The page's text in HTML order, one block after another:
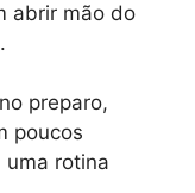
abrir mão do
preparo,
poucos
uma rotina